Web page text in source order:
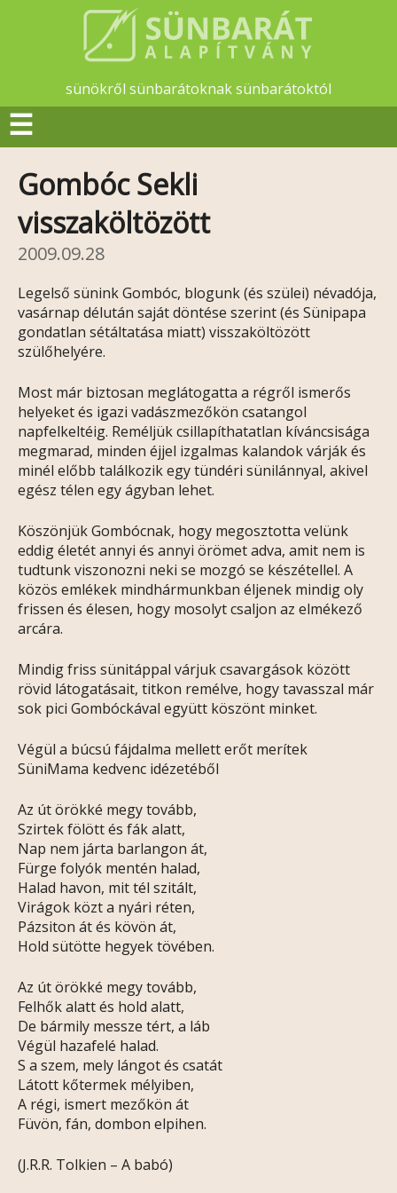
sünökről sünbarátoknak sünbarátoktól
☰
Gombóc Sekli
visszaköltözött
2009.09.28
Legelső sünink Gombóc, blogunk (és szülei) névadója,
vasárnap délután saját döntése szerint (és Sünipapa
gondatlan sétáltatása miatt) visszaköltözött
szülőhelyére.
Most már biztosan meglátogatta a régről ismerős
helyeket és igazi vadászmezőkön csatangol
napfelkeltéig. Reméljük csillapíthatatlan kíváncsisága
megmarad, minden éjjel izgalmas kalandok várják és
minél előbb találkozik egy tündéri sünilánnyal, akivel
egész télen egy ágyban lehet.
Köszönjük Gombócnak, hogy megosztotta velünk
eddig életét annyi és annyi örömet adva, amit nem is
tudtunk viszonozni neki se mozgó se készétellel. A
közös emlékek mindhármunkban éljenek mindig oly
frissen és élesen, hogy mosolyt csaljon az elmékező
arcára.
Mindig friss sünitáppal várjuk csavargások között
rövid látogatásait, titkon remélve, hogy tavasszal már
sok pici Gombóckával együtt köszönt minket.
Végül a búcsú fájdalma mellett erőt merítek
SüniMama kedvenc idézetéből
Az út örökké megy tovább,
Szirtek fölött és fák alatt,
Nap nem járta barlangon át,
Fürge folyók mentén halad,
Halad havon, mit tél szitált,
Virágok közt a nyári réten,
Pázsiton át és kövön át,
Hold sütötte hegyek tövében.
Az út örökké megy tovább,
Felhők alatt és hold alatt,
De bármily messze tért, a láb
Végül hazafelé halad.
S a szem, mely lángot és csatát
Látott kőtermek mélyiben,
A régi, ismert mezőkön át
Füvön, fán, dombon elpihen.
(J.R.R. Tolkien – A babó)